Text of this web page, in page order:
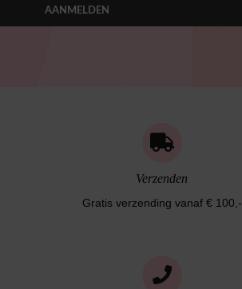
AANMELDEN
Verzenden
Gratis verzending vanaf € 100,-